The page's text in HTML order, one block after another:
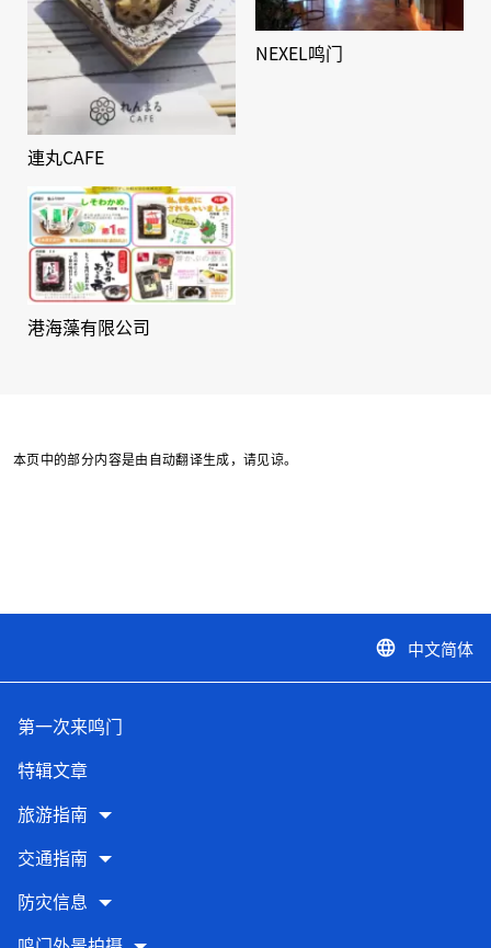
連丸CAFE
NEXEL鸣门
港海藻有限公司
本页中的部分内容是由自动翻译生成，请见谅。
language 中文简体
第一次来鸣门
特辑文章
旅游指南
交通指南
防灾信息